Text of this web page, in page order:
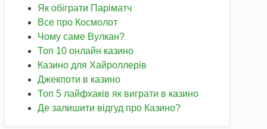
Як обіграти Паріматч
Все про Космолот
Чому саме Вулкан?
Топ 10 онлайн казино
Казино для Хайроллерів
Джекпоти в казино
Топ 5 лайфхаків як виграти в казино
Де залишити відгуд про Казино?